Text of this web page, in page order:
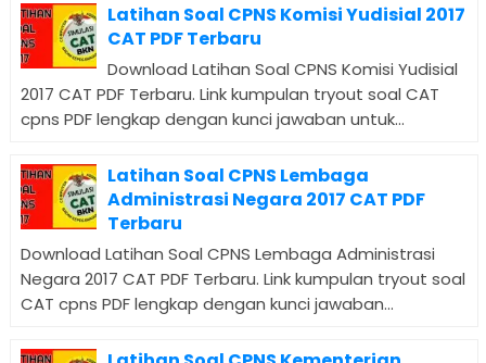
Latihan Soal CPNS Komisi Yudisial 2017
CAT PDF Terbaru
Download Latihan Soal CPNS Komisi Yudisial
2017 CAT PDF Terbaru. Link kumpulan tryout soal CAT
cpns PDF lengkap dengan kunci jawaban untuk...
Latihan Soal CPNS Lembaga
Administrasi Negara 2017 CAT PDF
Terbaru
Download Latihan Soal CPNS Lembaga Administrasi
Negara 2017 CAT PDF Terbaru. Link kumpulan tryout soal
CAT cpns PDF lengkap dengan kunci jawaban...